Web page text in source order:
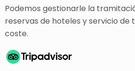
Podemos gestionarle la
reservas de hoteles y servicio de
coste.